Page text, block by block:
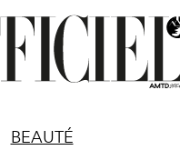
BEAUTÉ